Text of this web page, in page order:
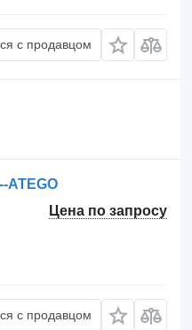
с продавцом
ATEGO
Цена по запросу
с продавцом